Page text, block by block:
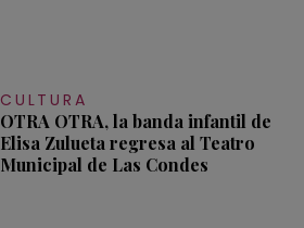
CULTURA
OTRA OTRA, la banda infantil de
Elisa Zulueta regresa al Teatro
Municipal de Las Condes